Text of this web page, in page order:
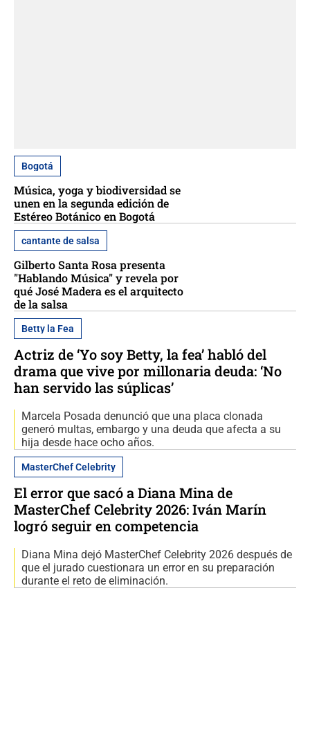
Bogotá
Música, yoga y biodiversidad se
unen en la segunda edición de
Estéreo Botánico en Bogotá
cantante de salsa
Gilberto Santa Rosa presenta
"Hablando Música" y revela por
qué José Madera es el arquitecto
de la salsa
Betty la Fea
Actriz de ‘Yo soy Betty, la fea’ habló del
drama que vive por millonaria deuda: ‘No
han servido las súplicas’
Marcela Posada denunció que una placa clonada
generó multas, embargo y una deuda que afecta a su
hija desde hace ocho años.
MasterChef Celebrity
El error que sacó a Diana Mina de
MasterChef Celebrity 2026: Iván Marín
logró seguir en competencia
Diana Mina dejó MasterChef Celebrity 2026 después de
que el jurado cuestionara un error en su preparación
durante el reto de eliminación.